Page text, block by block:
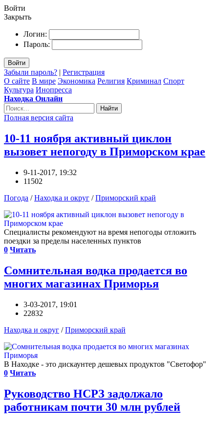
Войти
Закрыть
Логин:
Пароль:
Войти
Забыли пароль? | Регистрация
О сайте В мире Экономика Религия Криминал Спорт
Культура Инопресса
Находка Онлайн
Найти
Полная версия сайта
10-11 ноября активный циклон
вызовет непогоду в Приморском крае
9-11-2017, 19:32
11502
Погода /Находка и округ /Приморский край
Специалисты рекомендуют на время непогоды отложить
поездки за пределы населенных пунктов
0 Читать
Сомнительная водка продается во
многих магазинах Приморья
3-03-2017, 19:01
22832
Находка и округ /Приморский край
В Находке - это дискаунтер дешевых продуктов "Светофор"
0 Читать
Руководство НСРЗ задолжало
работникам почти 30 млн рублей